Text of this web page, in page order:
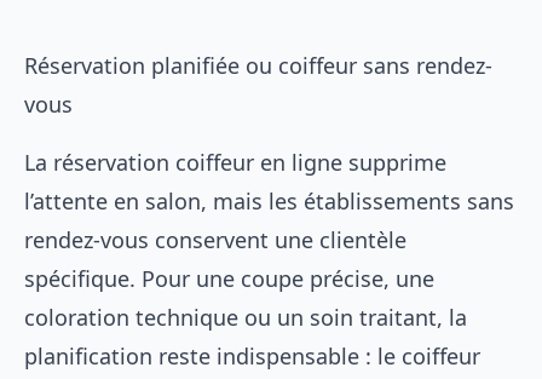
Réservation planifiée ou coiffeur sans rendez-
vous
La réservation coiffeur en ligne supprime
l’attente en salon, mais les établissements sans
rendez-vous conservent une clientèle
spécifique. Pour une coupe précise, une
coloration technique ou un soin traitant, la
planification reste indispensable : le coiffeur